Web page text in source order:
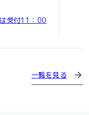
受付11：00
一覧を見る